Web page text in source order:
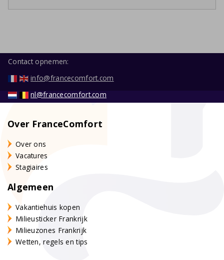
Contact opnemen:
info@francecomfort.com
nl@francecomfort.com
Over FranceComfort
Over ons
Vacatures
Stagiaires
Algemeen
Vakantiehuis kopen
Milieusticker Frankrijk
Milieuzones Frankrijk
Wetten, regels en tips